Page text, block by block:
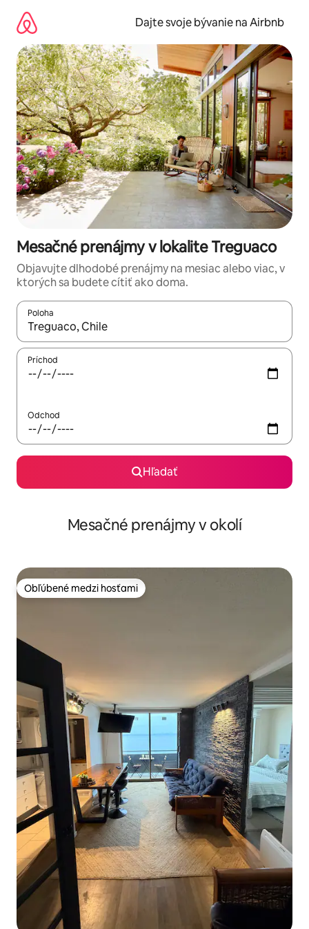
obsah.
Dajte svoje bývanie na Airbnb
Mesačné prenájmy v lokalite Treguaco
Objavujte dlhodobé prenájmy na mesiac alebo viac, v
ktorých sa budete cítiť ako doma.
Poloha
Keď budú výsledky k dispozícii, môžete si ich prechádzať
Príchod
Odchod
Hľadať
Mesačné prenájmy v okolí
Obľúbené medzi hosťami
Obľúbené medzi hosťami